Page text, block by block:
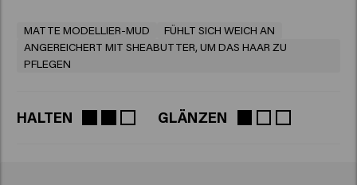
MATTE MODELLIER-MUD
FÜHLT SICH WEICH AN
ANGEREICHERT MIT SHEABUTTER, UM DAS HAAR ZU
PFLEGEN
HALTEN GLÄNZEN